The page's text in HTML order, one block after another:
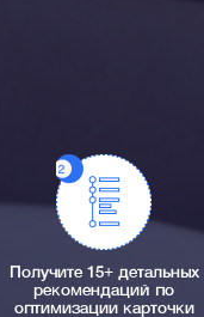
Получите 15+ детальных
рекомендаций по
оптимизации карточки